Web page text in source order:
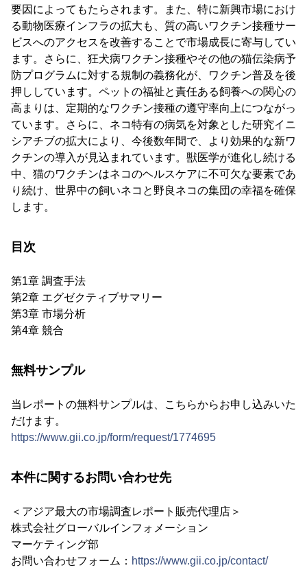
要因によってもたらされます。また、特に新興市場におけ
る動物医療インフラの拡大も、質の高いワクチン接種サー
ビスへのアクセスを改善することで市場成長に寄与してい
ます。さらに、狂犬病ワクチン接種やその他の猫伝染病予
防プログラムに対する規制の義務化が、ワクチン普及を後
押ししています。ペットの福祉と責任ある飼養への関心の
高まりは、定期的なワクチン接種の遵守率向上につながっ
ています。さらに、ネコ特有の病気を対象とした研究イニ
シアチブの拡大により、今後数年間で、より効果的な新ワ
クチンの導入が見込まれています。獣医学が進化し続ける
中、猫のワクチンはネコのヘルスケアに不可欠な要素であ
り続け、世界中の飼いネコと野良ネコの集団の幸福を確保
します。
目次
第1章 調査手法
第2章 エグゼクティブサマリー
第3章 市場分析
第4章 競合
無料サンプル
当レポートの無料サンプルは、こちらからお申し込みいた
だけます。
https://www.gii.co.jp/form/request/1774695
本件に関するお問い合わせ先
＜アジア最大の市場調査レポート販売代理店＞
株式会社グローバルインフォメーション
マーケティング部
お問い合わせフォーム： https://www.gii.co.jp/contact/